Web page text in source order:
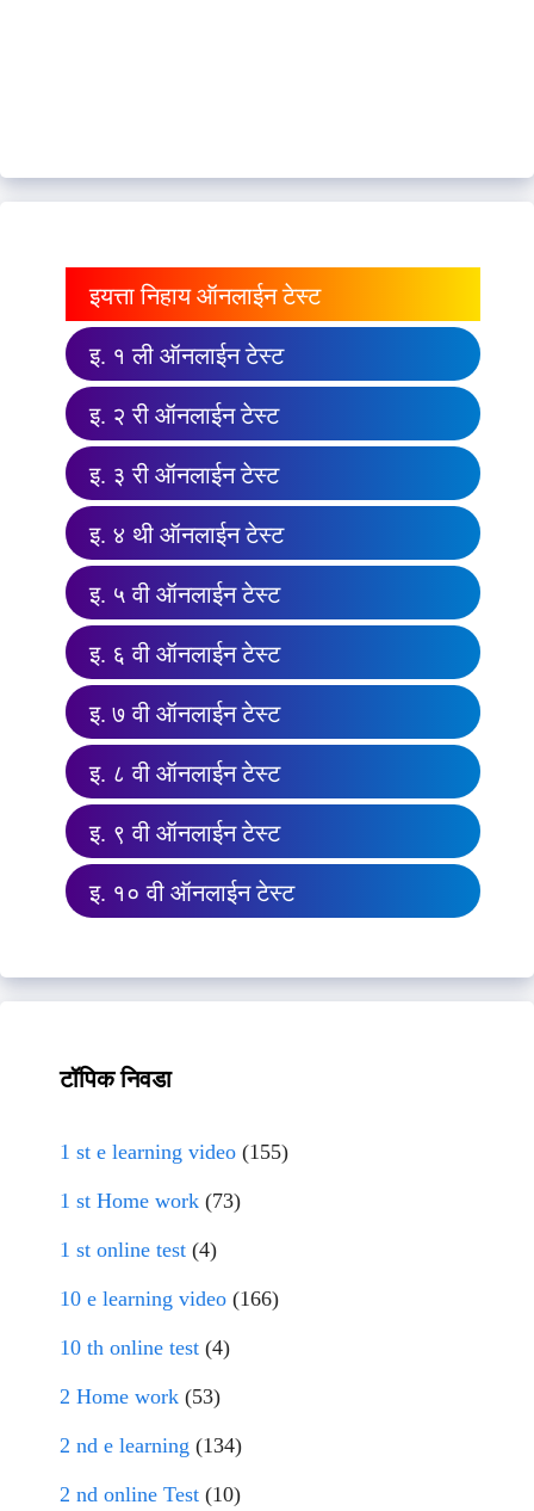
इयत्ता निहाय ऑनलाईन टेस्ट
इ. १ ली ऑनलाईन टेस्ट
इ. २ री ऑनलाईन टेस्ट
इ. ३ री ऑनलाईन टेस्ट
इ. ४ थी ऑनलाईन टेस्ट
इ. ५ वी ऑनलाईन टेस्ट
इ. ६ वी ऑनलाईन टेस्ट
इ. ७ वी ऑनलाईन टेस्ट
इ. ८ वी ऑनलाईन टेस्ट
इ. ९ वी ऑनलाईन टेस्ट
इ. १० वी ऑनलाईन टेस्ट
टॉपिक निवडा
1 st e learning video (155)
1 st Home work (73)
1 st online test (4)
10 e learning video (166)
10 th online test (4)
2 Home work (53)
2 nd e learning (134)
2 nd online Test (10)